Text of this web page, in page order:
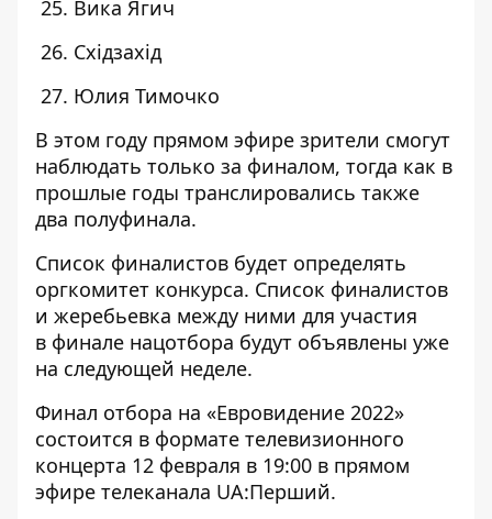
25. Вика Ягич
26. Східзахід
27. Юлия Тимочко
В этом году прямом эфире зрители смогут
наблюдать только за финалом, тогда как в
прошлые годы транслировались также
два полуфинала.
Список финалистов будет определять
оргкомитет конкурса. Список финалистов
и жеребьевка между ними для участия
в финале нацотбора будут объявлены уже
на следующей неделе.
Финал отбора на «Евровидение 2022»
состоится в формате телевизионного
концерта 12 февраля в 19:00 в прямом
эфире телеканала UA:Перший.